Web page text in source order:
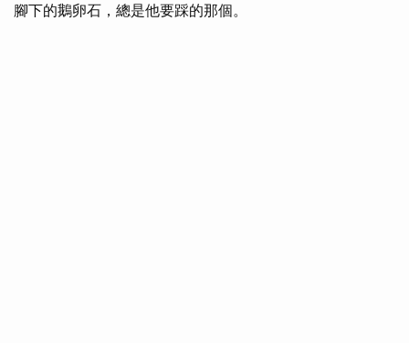
腳下的鵝卵石，總是他要踩的那個。